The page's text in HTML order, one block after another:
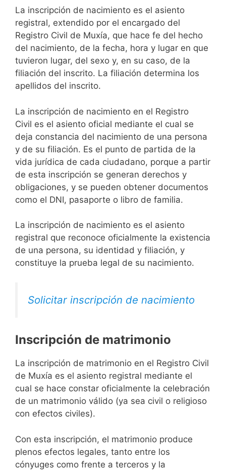
La inscripción de nacimiento es el asiento
registral, extendido por el encargado del
Registro Civil de Muxía, que hace fe del hecho
del nacimiento, de la fecha, hora y lugar en que
tuvieron lugar, del sexo y, en su caso, de la
filiación del inscrito. La filiación determina los
apellidos del inscrito.
La inscripción de nacimiento en el Registro
Civil es el asiento oficial mediante el cual se
deja constancia del nacimiento de una persona
y de su filiación. Es el punto de partida de la
vida jurídica de cada ciudadano, porque a partir
de esta inscripción se generan derechos y
obligaciones, y se pueden obtener documentos
como el DNI, pasaporte o libro de familia.
La inscripción de nacimiento es el asiento
registral que reconoce oficialmente la existencia
de una persona, su identidad y filiación, y
constituye la prueba legal de su nacimiento.
Solicitar inscripción de nacimiento
Inscripción de matrimonio
La inscripción de matrimonio en el Registro Civil
de Muxía es el asiento registral mediante el
cual se hace constar oficialmente la celebración
de un matrimonio válido (ya sea civil o religioso
con efectos civiles).
Con esta inscripción, el matrimonio produce
plenos efectos legales, tanto entre los
cónyuges como frente a terceros y la